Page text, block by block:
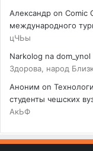
Александр on Comic
международного
цЧЬы
Narkolog na dom_ynol
Здорова, народ
Аноним on
студенты чешских
АкЬФ